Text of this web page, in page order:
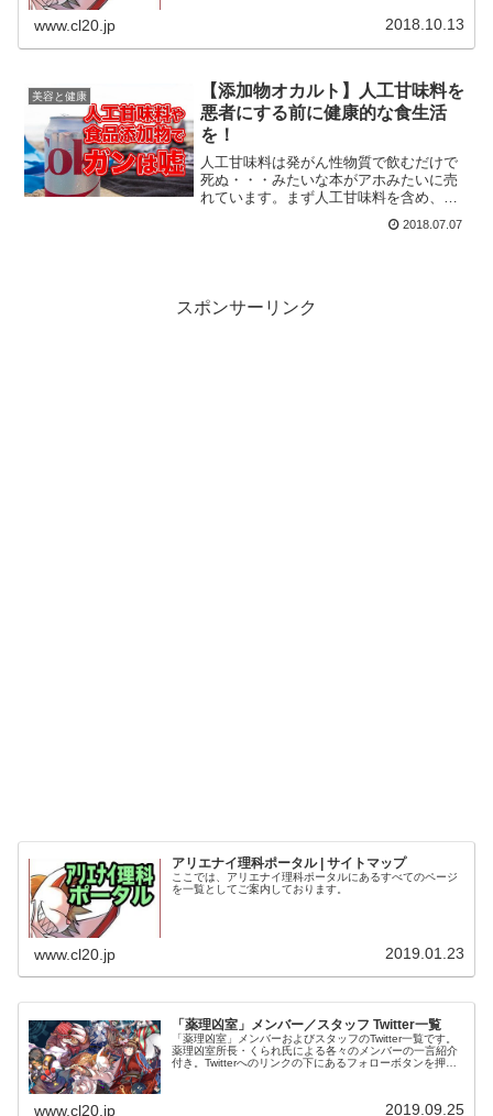
www.cl20.jp 2018.10.13
美容と健康
【添加物オカルト】人工甘味料を
悪者にする前に健康的な食生活
を！
人工甘味料は発がん性物質で飲むだけで
死ぬ・・・みたいな本がアホみたいに売
れています。まず人工甘味料を含め、あ
性」なんてものはありませんし、多少体
2018.07.07
スポンサーリンク
アリエナイ理科ポータル | サイトマップ
ここでは、アリエナイ理科ポータルにあるすべてのページ
を一覧としてご案内しております。
www.cl20.jp 2019.01.23
「薬理凶室」メンバー／スタッフ Twitter一覧
「薬理凶室」メンバーおよびスタッフのTwitter一覧です。
薬理凶室所長・くられ氏による各々のメンバーの一言紹介
付き。Twitterへのリンクの下にあるフォローボタンを押す
www.cl20.jp 2019.09.25